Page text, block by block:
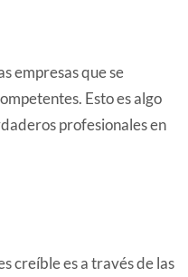
empresas que se
Esto es algo
profesionales en
creíble es a través de las